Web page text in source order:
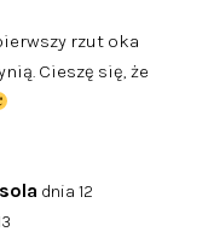
rzut oka
Cieszę się, że
dnia 12